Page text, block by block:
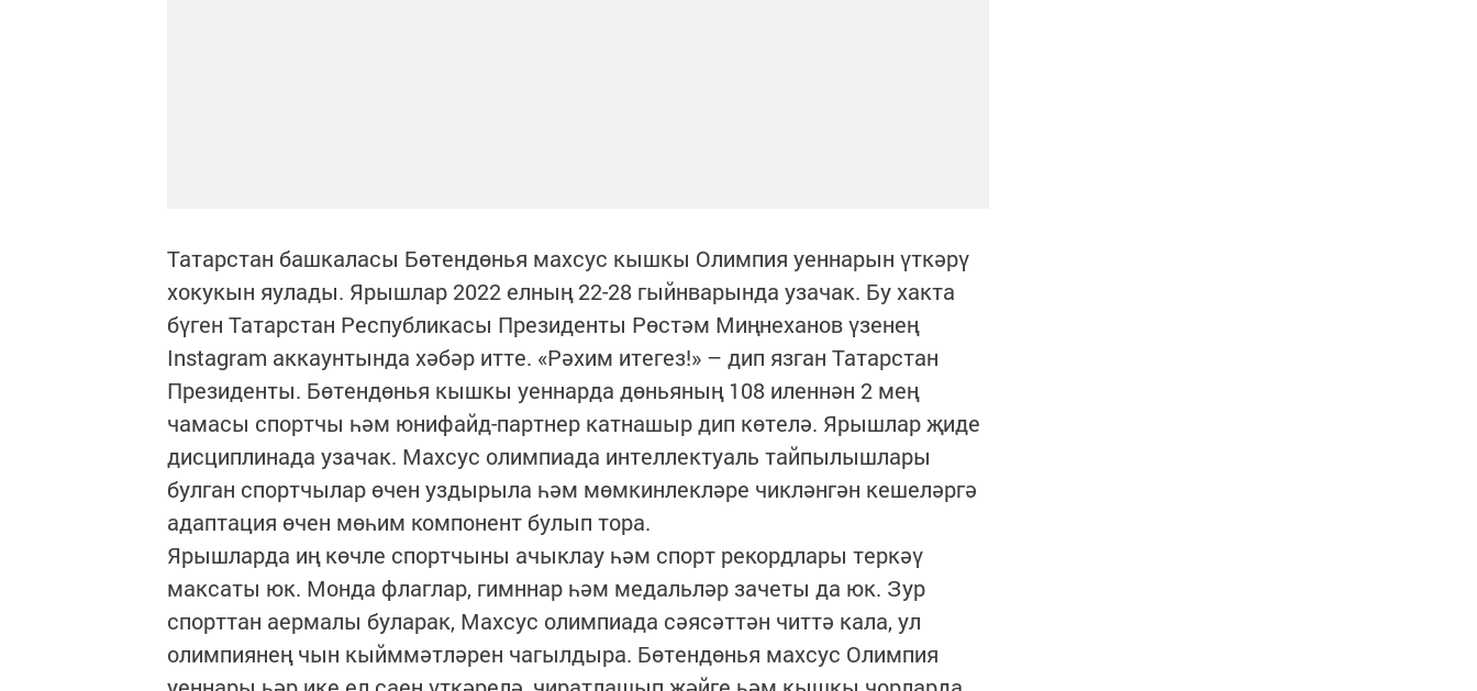
Татарстан башкаласы Бөтендөнья махсус кышкы Олимпия уеннарын үткәрү
хокукын яулады. Ярышлар 2022 елның 22-28 гыйнварында узачак. Бу хакта
бүген Татарстан Республикасы Президенты Рөстәм Миңнеханов үзенең
Instagram аккаунтында хәбәр итте. «Рәхим итегез!» – дип язган Татарстан
Президенты. Бөтендөнья кышкы уеннарда дөньяның 108 иленнән 2 мең
чамасы спортчы һәм юнифайд-партнер катнашыр дип көтелә. Ярышлар җиде
дисциплинада узачак. Махсус олимпиада интеллектуаль тайпылышлары
булган спортчылар өчен уздырыла һәм мөмкинлекләре чикләнгән кешеләргә
адаптация өчен мөһим компонент булып тора.
Ярышларда иң көчле спортчыны ачыклау һәм спорт рекордлары теркәү
максаты юк. Монда флаглар, гимннар һәм медальләр зачеты да юк. Зур
спорттан аермалы буларак, Махсус олимпиада сәясәттән читтә кала, ул
олимпиянең чын кыйммәтләрен чагылдыра. Бөтендөнья махсус Олимпия